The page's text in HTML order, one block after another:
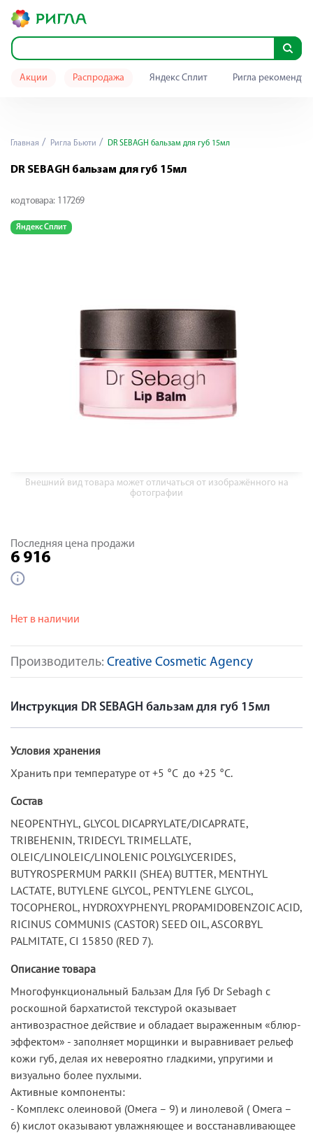
Акции Распродажа Яндекс Сплит Ригла
Главная Ригла Бьюти DR SEBAGH бальзам для губ 15мл
DR SEBAGH бальзам для губ 15мл
код товара: 117269
Яндекс Сплит
Внешний вид товара может отличаться от изображённого на
фотографии
Производитель: Creative Cosmetic Agency
Последняя цена продажи
6 916
Нет в наличии
Инструкция DR SEBAGH бальзам для губ 15мл
Условия хранения
Хранить при температуре от +5 °C до +25 °C.
Состав
NEOPENTHYL, GLYCOL DICAPRYLATE/DICAPRATE,
TRIBEHENIN, TRIDECYL TRIMELLATE,
OLEIC/LINOLEIC/LINOLENIC POLYGLYCERIDES,
BUTYROSPERMUM PARKII (SHEA) BUTTER, MENTHYL
LACTATE, BUTYLENE GLYCOL, PENTYLENE GLYCOL,
TOCOPHEROL, HYDROXYPHENYL PROPAMIDOBENZOIC ACID,
RICINUS COMMUNIS (CASTOR) SEED OIL, ASCORBYL
PALMITATE, CI 15850 (RED 7).
Описание товара
Многофункциональный Бальзам Для Губ Dr Sebagh с
роскошной бархатистой текстурой оказывает
антивозрастное действие и обладает выраженным «блюр-
эффектом» - заполняет морщинки и выравнивает рельеф
кожи губ, делая их невероятно гладкими, упругими и
визуально более пухлыми.
Активные компоненты:
- Комплекс олеиновой (Омега – 9) и линолевой ( Омега –
6) кислот оказывают увлажняющее и восстанавливающее